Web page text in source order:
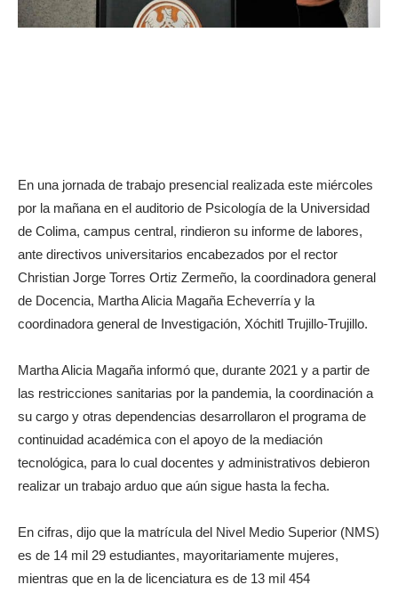
En una jornada de trabajo presencial realizada este miércoles
por la mañana en el auditorio de Psicología de la Universidad
de Colima, campus central, rindieron su informe de labores,
ante directivos universitarios encabezados por el rector
Christian Jorge Torres Ortiz Zermeño, la coordinadora general
de Docencia, Martha Alicia Magaña Echeverría y la
coordinadora general de Investigación, Xóchitl Trujillo-Trujillo.
Martha Alicia Magaña informó que, durante 2021 y a partir de
las restricciones sanitarias por la pandemia, la coordinación a
su cargo y otras dependencias desarrollaron el programa de
continuidad académica con el apoyo de la mediación
tecnológica, para lo cual docentes y administrativos debieron
realizar un trabajo arduo que aún sigue hasta la fecha.
En cifras, dijo que la matrícula del Nivel Medio Superior (NMS)
es de 14 mil 29 estudiantes, mayoritariamente mujeres,
mientras que en la de licenciatura es de 13 mil 454